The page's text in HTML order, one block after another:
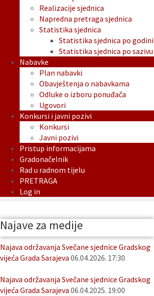
Realizacije sjednica
Napredna pretraga sjednica
Statistika sjednica
Statistika sjednica po godini
Statistika sjednica po sazivu
Nabavke
Plan nabavki
Obavještenja o nabavkama
Odluke o izboru ponuđača
Ugovori
Konkursi i javni pozivi
Konkursi
Javni pozivi
Pristup informacijama
Gradonačelnik
Rad u radnom tijelu
PRETRAGA
Log in
Najave za medije
Najava održavanja Svečane sjednice Gradskog
vijeća Grada Sarajeva 06.04.2026. 17:30
Najava održavanja Svečane sjednice Gradskog
vijeća Grada Sarajeva 06.04.2025. 19:00